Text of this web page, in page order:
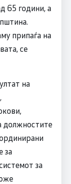
65 години, а
припаѓа на
се
на
должностите
за
за